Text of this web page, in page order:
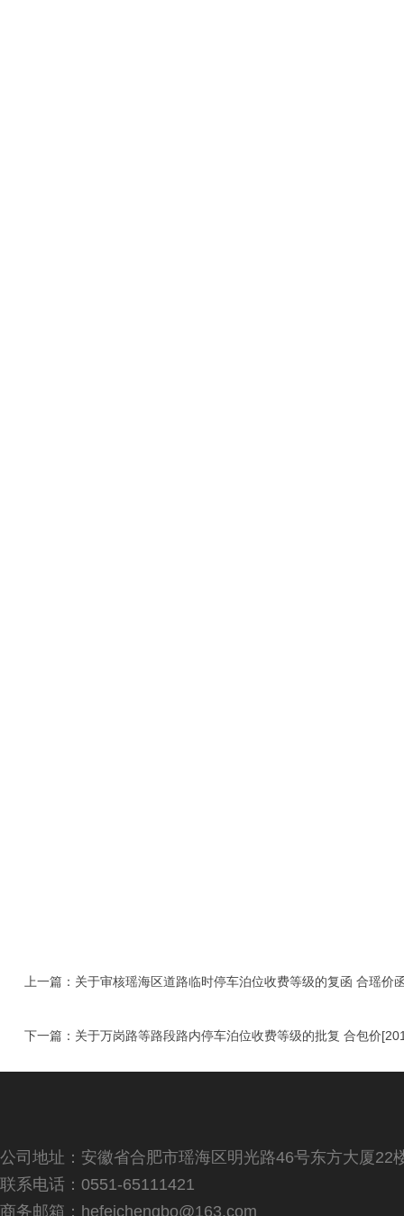
上一篇： 关于审核瑶海区道路临时停车泊位收费等级的复函 合瑶价
下一篇： 关于万岗路等路段路内停车泊位收费等级的批复 合包价
公司地址：安徽省合肥市瑶海区明光路46号东方大厦22
联系电话：0551-65111421
商务邮箱：hefeichengbo@163.com